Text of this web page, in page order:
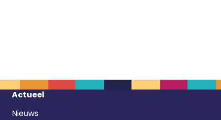
Footer
Actueel
Nieuws